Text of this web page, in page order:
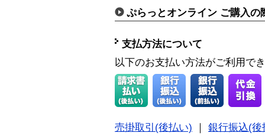
ぷらっとオンライン ご購入の
支払方法について
以下のお支払い方法がご利用で
売掛取引(後払い)
銀行振込(後